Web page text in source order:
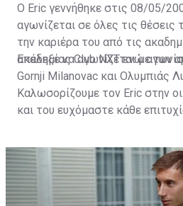
Ο Eric γεννήθηκε στις 08/05/
αγωνίζεται σε όλες τις θέσεις
την καριέρα του από τις
ακαδημίας Club NXT ενώ
Gornji Milanovac και Ολυμπιάς
Επέλεξε να αγωνίζεται με τον
Καλωσορίζουμε τον Eric στην
και του ευχόμαστε κάθε